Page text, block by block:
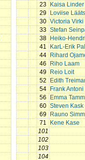
23
Kaisa Linder
29
Loviise
30 Victoria Virki
33 Stefan
38
Heiko-
41
KarL-Erik
44
Rihard
46
Riho Laam
49
Reio Loit
52
Edith
54
Frank
56
Emma
60 Steven Kask
69
Rauno
71
Kene Kase
101
102
103
104